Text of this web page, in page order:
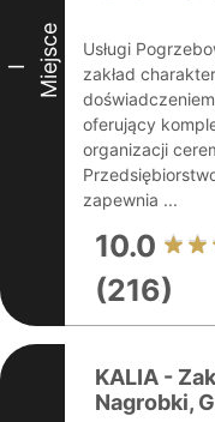
I Miejsce
Usługi
zakład
oferujący
organizacji
zapewnia ...
10.0
(216)
KALIA -
Nagrobki,